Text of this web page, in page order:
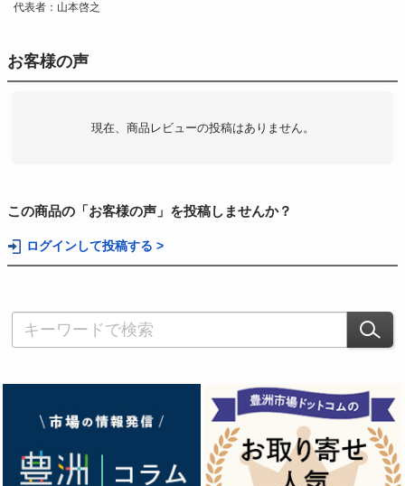
代表者：山本啓之
お客様の声
現在、商品レビューの投稿はありません。
この商品の「お客様の声」を投稿しませんか？
ログインして投稿する >